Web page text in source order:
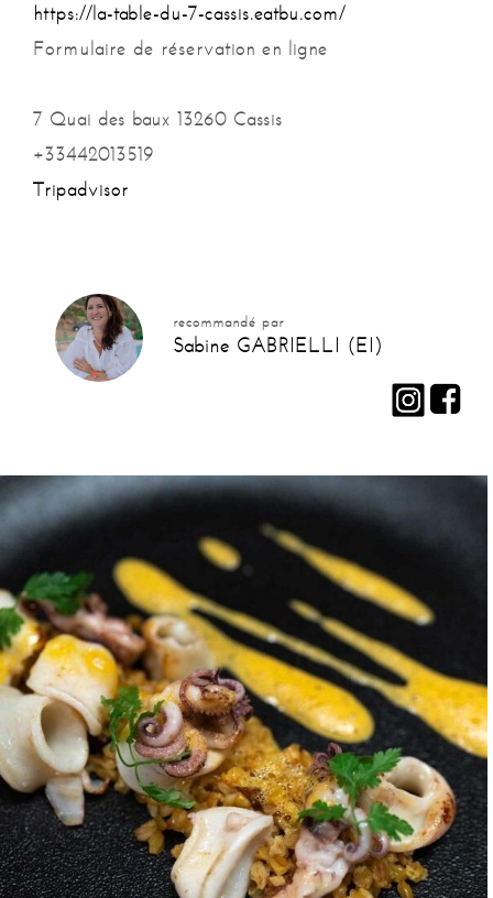
https://la-table-du-7-cassis.eatbu.com/
Formulaire de réservation en ligne
7 Quai des baux 13260 Cassis
+33442013519
Tripadvisor
recommandé par
Sabine GABRIELLI (EI)